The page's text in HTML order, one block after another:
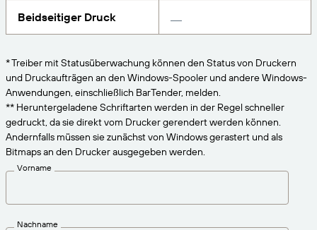
PRODUKT
Preise
Kostenlos testen
Technische Daten
Produktregistrierung
Unterstützte Standards
Amazon Transparency
Lösungsübersicht
VERBINDEN
Karriere
Nachrichten
Reifegradmodell für Etikettierung und
Erhalten Sie die Unterstützung, die Ihren
Beidseitiger Druck
* Treiber mit Statusüberwachung können den Status von Druckern
und Druckaufträgen an den Windows-Spooler und andere Windows-
Anwendungen, einschließlich BarTender, melden.
** Heruntergeladene Schriftarten werden in der Regel schneller
gedruckt, da sie direkt vom Drucker gerendert werden können.
Andernfalls müssen sie zunächst von Windows gerastert und als
Bitmaps an den Drucker ausgegeben werden.
Vorname
Nachname